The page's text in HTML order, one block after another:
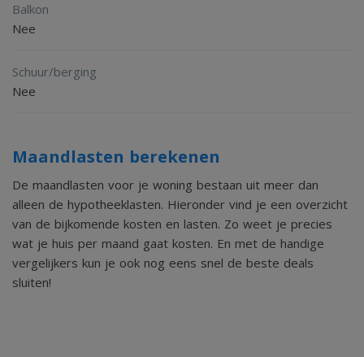
Balkon
Nee
Schuur/berging
Nee
Maandlasten berekenen
De maandlasten voor je woning bestaan uit meer dan
alleen de hypotheeklasten. Hieronder vind je een overzicht
van de bijkomende kosten en lasten. Zo weet je precies
wat je huis per maand gaat kosten. En met de handige
vergelijkers kun je ook nog eens snel de beste deals
sluiten!